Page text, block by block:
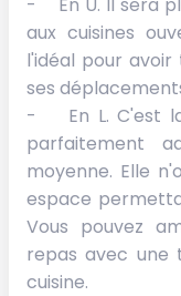
aux cuisines
l'idéal pour
ses
- En L. C'est la
parfaitement
moyenne. Elle
espace
Vous pouvez
repas avec
cuisine.